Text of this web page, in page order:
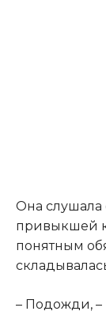
Она слушала
привыкшей к
понятным
– Подожди, –